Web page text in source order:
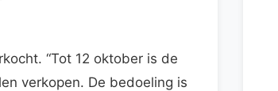
“Tot 12 oktober is de
verkopen. De bedoeling is